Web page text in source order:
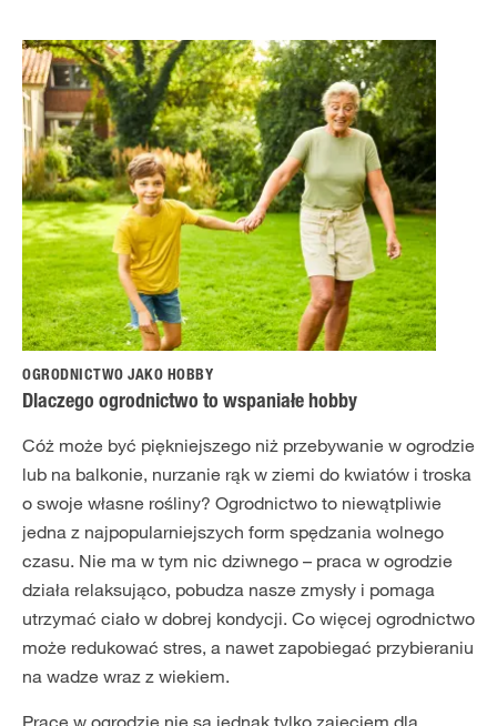
OGRODNICTWO JAKO HOBBY
Dlaczego ogrodnictwo to wspaniałe hobby
Cóż może być piękniejszego niż przebywanie w ogrodzie
lub na balkonie, nurzanie rąk w ziemi do kwiatów i troska
o swoje własne rośliny? Ogrodnictwo to niewątpliwie
jedna z najpopularniejszych form spędzania wolnego
czasu. Nie ma w tym nic dziwnego – praca w ogrodzie
działa relaksująco, pobudza nasze zmysły i pomaga
utrzymać ciało w dobrej kondycji. Co więcej ogrodnictwo
może redukować stres, a nawet zapobiegać przybieraniu
na wadze wraz z wiekiem.
Prace w ogrodzie nie są jednak tylko zajęciem dla